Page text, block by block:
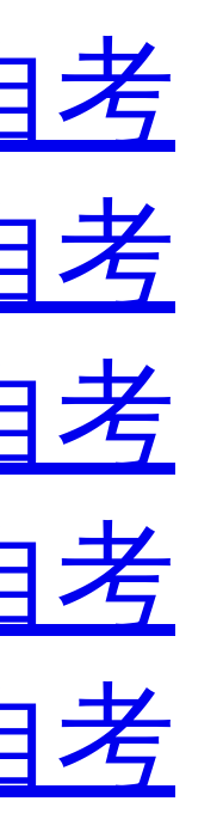
考
考
考
考
考